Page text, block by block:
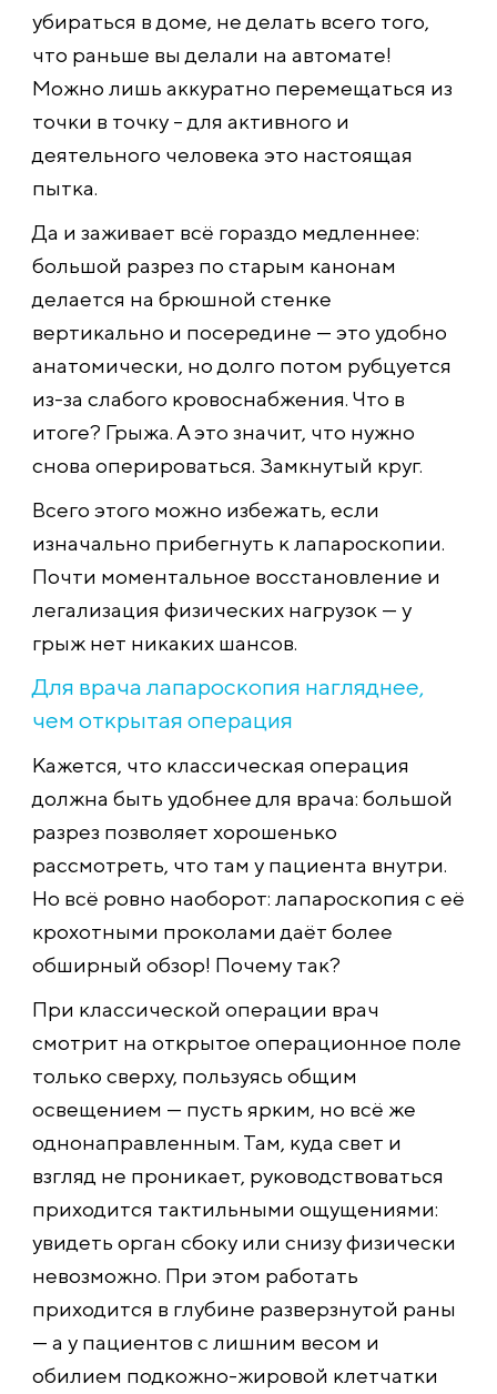
убираться в доме, не делать всего того,
что раньше вы делали на автомате!
Можно лишь аккуратно перемещаться из
точки в точку – для активного и
деятельного человека это настоящая
пытка.
Да и заживает всё гораздо медленнее:
большой разрез по старым канонам
делается на брюшной стенке
вертикально и посередине — это удобно
анатомически, но долго потом рубцуется
из-за слабого кровоснабжения. Что в
итоге? Грыжа. А это значит, что нужно
снова оперироваться. Замкнутый круг.
Всего этого можно избежать, если
изначально прибегнуть к лапароскопии.
Почти моментальное восстановление и
легализация физических нагрузок — у
грыж нет никаких шансов.
Для врача лапароскопия нагляднее,
чем открытая операция
Кажется, что классическая операция
должна быть удобнее для врача: большой
разрез позволяет хорошенько
рассмотреть, что там у пациента внутри.
Но всё ровно наоборот: лапароскопия с её
крохотными проколами даёт более
обширный обзор! Почему так?
При классической операции врач
смотрит на открытое операционное поле
только сверху, пользуясь общим
освещением — пусть ярким, но всё же
однонаправленным. Там, куда свет и
взгляд не проникает, руководствоваться
приходится тактильными ощущениями:
увидеть орган сбоку или снизу физически
невозможно. При этом работать
приходится в глубине разверзнутой раны
— а у пациентов с лишним весом и
обилием подкожно-жировой клетчатки